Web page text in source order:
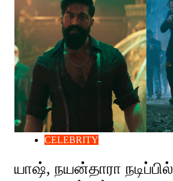
CELEBRITY
யாஷ், நயன்தாரா நடிப்பில்